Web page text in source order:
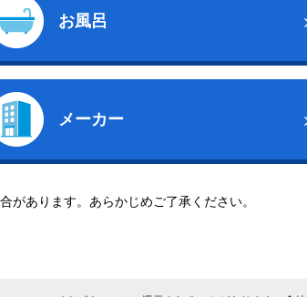
お風呂
メーカー
あります。あらかじめご了承ください。